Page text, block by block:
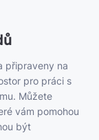
připraveny na
pro práci s
Můžete
vám pomohou
být